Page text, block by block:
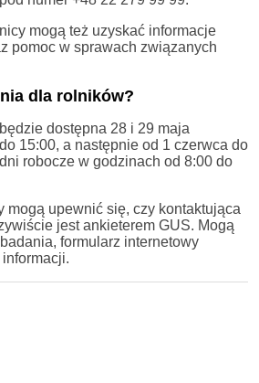
mogą też uzyskać informacje
pomoc w sprawach związanych
dla rolników?
dostępna 28 i 29 maja
15:00, a następnie od 1 czerwca do
robocze w godzinach od 8:00 do
mogą upewnić się, czy kontaktująca
jest ankieterem GUS. Mogą
formularz internetowy